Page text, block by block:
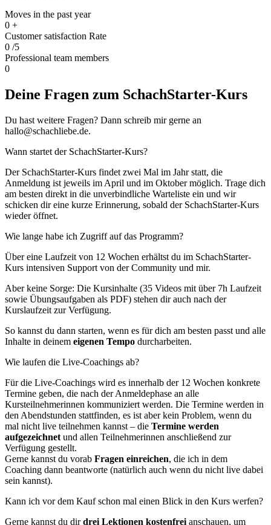
Moves in the past year
0 +
Customer satisfaction Rate
0 /5
Professional team members
0
Deine Fragen zum SchachStarter-Kurs
Du hast weitere Fragen? Dann schreib mir gerne an
hallo@schachliebe.de.
Wann startet der SchachStarter-Kurs?
Der SchachStarter-Kurs findet zwei Mal im Jahr statt, die
Anmeldung ist jeweils im April und im Oktober möglich. Trage dich
am besten direkt in die unverbindliche Warteliste ein und wir
schicken dir eine kurze Erinnerung, sobald der SchachStarter-Kurs
wieder öffnet.
Wie lange habe ich Zugriff auf das Programm?
Über eine Laufzeit von 12 Wochen erhältst du im SchachStarter-
Kurs intensiven Support von der Community und mir.
Aber keine Sorge: Die Kursinhalte (35 Videos mit über 7h Laufzeit
sowie Übungsaufgaben als PDF) stehen dir auch nach der
Kurslaufzeit zur Verfügung.
So kannst du dann starten, wenn es für dich am besten passt und alle
Inhalte in deinem eigenen Tempo durcharbeiten.
Wie laufen die Live-Coachings ab?
Für die Live-Coachings wird es innerhalb der 12 Wochen konkrete
Termine geben, die nach der Anmeldephase an alle
Kursteilnehmerinnen kommuniziert werden. Die Termine werden in
den Abendstunden stattfinden, es ist aber kein Problem, wenn du
mal nicht live teilnehmen kannst – die Termine werden
aufgezeichnet und allen Teilnehmerinnen anschließend zur
Verfügung gestellt.
Gerne kannst du vorab Fragen einreichen, die ich in dem
Coaching dann beantworte (natürlich auch wenn du nicht live dabei
sein kannst).
Kann ich vor dem Kauf schon mal einen Blick in den Kurs werfen?
Gerne kannst du dirdrei Lektionen kostenfrei anschauen, um